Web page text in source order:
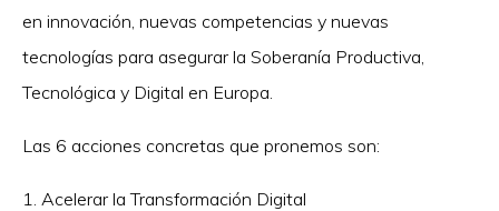
en innovación, nuevas competencias y nuevas
tecnologías para asegurar la Soberanía Productiva,
Tecnológica y Digital en Europa.
Las 6 acciones concretas que pronemos son:
1. Acelerar la Transformación Digital